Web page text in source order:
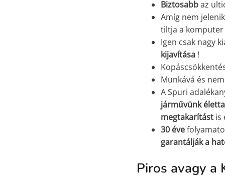
Biztosabbaz
Amíg nem
tiltja a komputer
Igen csak nagy
kijavítása !
Munkává és
A Spuri
járművünk
megtakarítást is
30 éve
garantálják a
Piros avagy a